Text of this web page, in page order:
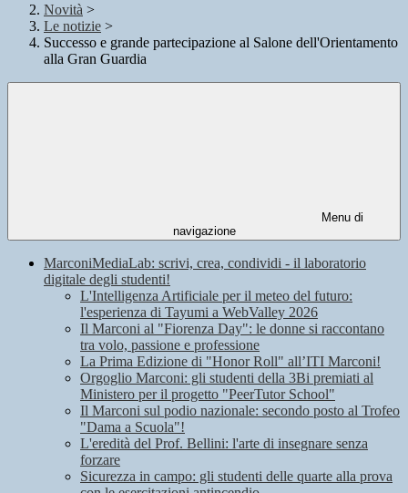
Novità >
Le notizie >
Successo e grande partecipazione al Salone dell'Orientamento
alla Gran Guardia
Menu di
navigazione
MarconiMediaLab: scrivi, crea, condividi - il laboratorio
digitale degli studenti!
L'Intelligenza Artificiale per il meteo del futuro:
l'esperienza di Tayumi a WebValley 2026
Il Marconi al "Fiorenza Day": le donne si raccontano
tra volo, passione e professione
La Prima Edizione di "Honor Roll" all’ITI Marconi!
Orgoglio Marconi: gli studenti della 3Bi premiati al
Ministero per il progetto "PeerTutor School"
Il Marconi sul podio nazionale: secondo posto al Trofeo
"Dama a Scuola"!
L'eredità del Prof. Bellini: l'arte di insegnare senza
forzare
Sicurezza in campo: gli studenti delle quarte alla prova